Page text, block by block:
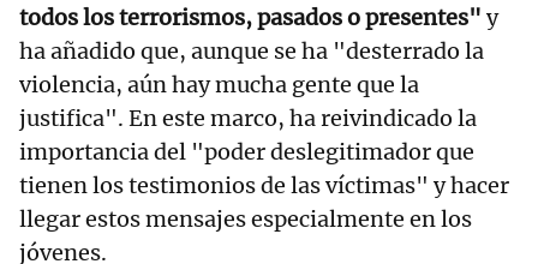
todos los terrorismos, pasados o presentes" y
ha añadido que, aunque se ha "desterrado la
violencia, aún hay mucha gente que la
justifica". En este marco, ha reivindicado la
importancia del "poder deslegitimador que
tienen los testimonios de las víctimas" y hacer
llegar estos mensajes especialmente en los
jóvenes.